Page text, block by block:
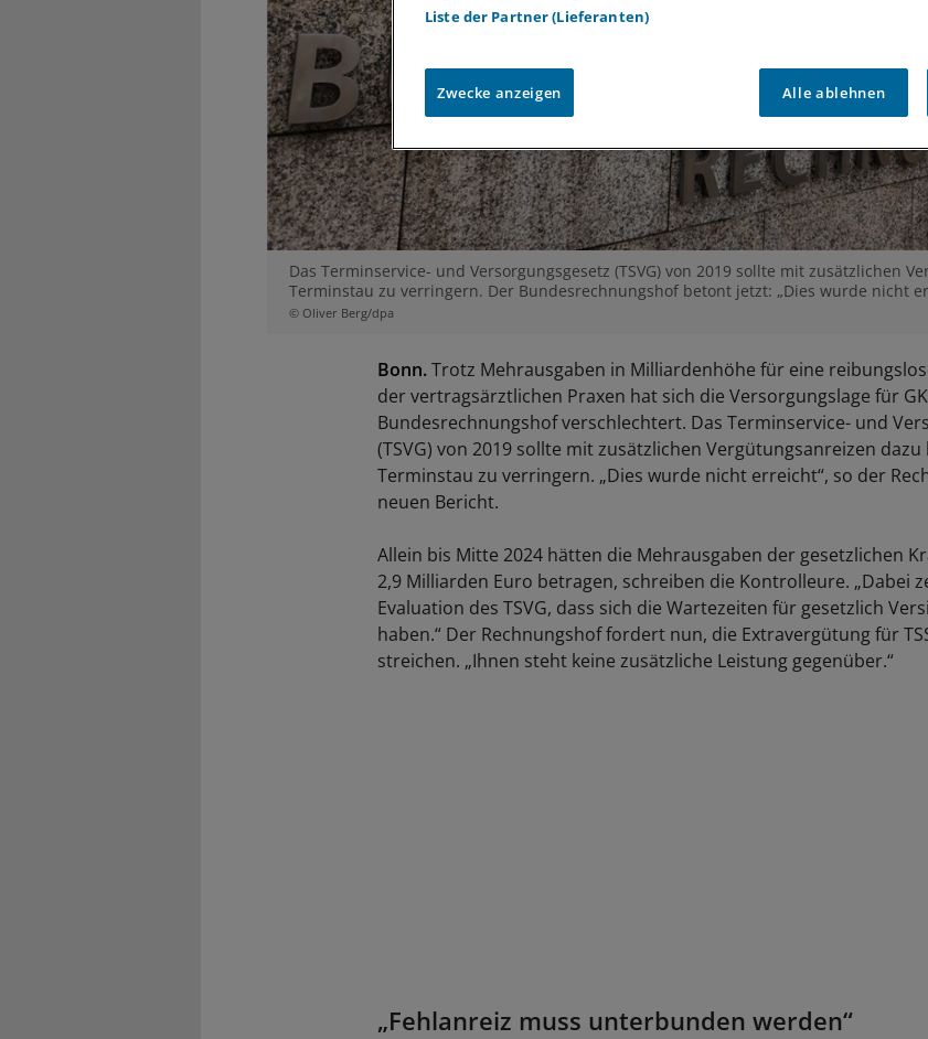
Das Terminservice- und Versorgungsgesetz (TSVG) von 2019 sollte mit zusätzlichen
Terminstau zu verringern. Der Bundesrechnungshof betont jetzt: „Dies wurde nicht
© Oliver Berg/dpa
Bonn.Trotz Mehrausgaben in Milliardenhöhe für eine
der vertragsärztlichen Praxen hat sich die Versorgungslage für
Bundesrechnungshof verschlechtert. Das Terminservice- und
(TSVG) von 2019 sollte mit zusätzlichen Vergütungsanreizen
Terminstau zu verringern. „Dies wurde nicht erreicht“, so der
neuen Bericht.
Allein bis Mitte 2024 hätten die Mehrausgaben der gesetzlichen
2,9 Milliarden Euro betragen, schreiben die Kontrolleure. „Dabei
Evaluation des TSVG, dass sich die Wartezeiten für gesetzlich
haben.“ Der Rechnungshof fordert nun, die Extravergütung für
streichen. „Ihnen steht keine zusätzliche Leistung gegenüber.“
„Fehlanreiz muss unterbunden werden“
Liste der Partner (Lieferanten)
Zwecke anzeigen Alle ablehnen